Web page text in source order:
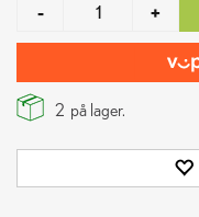
- +
2 på lager.